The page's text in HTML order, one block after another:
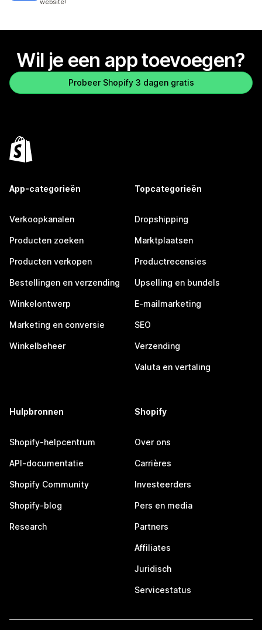
website!
Wil je een app toevoegen?
Probeer Shopify 3 dagen gratis
App-categorieën
Verkoopkanalen
Producten zoeken
Producten verkopen
Bestellingen en verzending
Winkelontwerp
Marketing en conversie
Winkelbeheer
Topcategorieën
Dropshipping
Marktplaatsen
Productrecensies
Upselling en bundels
E-mailmarketing
SEO
Verzending
Valuta en vertaling
Hulpbronnen
Shopify-helpcentrum
API-documentatie
Shopify Community
Shopify-blog
Research
Shopify
Over ons
Carrières
Investeerders
Pers en media
Partners
Affiliates
Juridisch
Servicestatus